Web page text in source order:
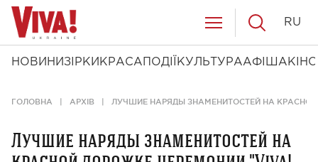
НОВИНИ ЗІРКИ КРАСА ПОДІЇ КУЛЬТУРААФІША КІНО
RU
ГОЛОВНА АРХІВ ЛУЧШИЕ НАРЯДЫ ЗНАМЕНИТОСТЕЙ НА
Лучшие наряды знаменитостей на